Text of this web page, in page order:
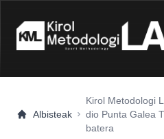
Albisteak
Kirol Metodologi
dio Punta Galea
batera